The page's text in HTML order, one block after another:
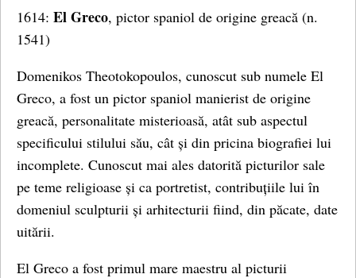
1614: El Greco, pictor spaniol de origine greacă (n.
1541)
Domenikos Theotokopoulos, cunoscut sub numele El
Greco, a fost un pictor spaniol manierist de origine
greacă, personalitate misterioasă, atât sub aspectul
specificului stilului său, cât și din pricina biografiei lui
incomplete. Cunoscut mai ales datorită picturilor sale
pe teme religioase și ca portretist, contribuțiile lui în
domeniul sculpturii și arhitecturii fiind, din păcate, date
uitării.
El Greco a fost primul mare maestru al picturii